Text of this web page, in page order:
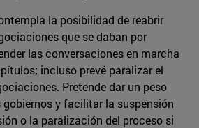
la posibilidad de reabrir
que se daban por
las conversaciones en marcha
incluso prevé paralizar el
Pretende dar un peso
gobiernos y facilitar la suspensión
o la paralización del proceso si